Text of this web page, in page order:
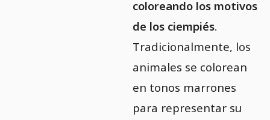
coloreando los motivos
de los ciempiés.
Tradicionalmente, los
animales se colorean
en tonos marrones
para representar su